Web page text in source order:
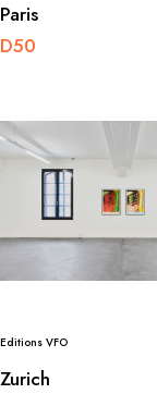
Paris
D50
Editions VFO
Zurich